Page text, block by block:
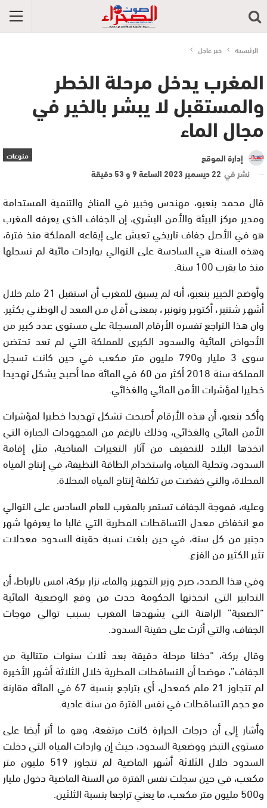
الرئيسية خبر عاجل
المغرب يدخل مرحلة الخطر
والمستقبل لا يبشر بالخير في
مجال الماء
منوعات
إدارة الموقع
نشر في 22 ديسمبر 2023 الساعة 9 و 53 دقيقة
قال محمد بنعبو، مهندس وخبير في المناخ والتنمية المستدامة
ومدير مركز البيئة والأمن البشري، إن الجفاف الذي يعرفه المغرب
هو في الأصل جفاف تاريخي تعيش على إيقاعه المملكة منذ فترة،
وهذه السنة هي السادسة على التوالي بواردات مائية لم نسجلها
منذ ما يقرب 100 سنة.
وأوضح الخبير بنعبو، أنه لم يسبق للمغرب أن استقبل 21 ملم خلال
أشهر شتنبر، أكتوبر ونونبر، بمعنى أقل من المعدل الوطني بكثير.
وان هذا التراجع تفسره الأرقام المسجلة على مستوى عدد كبير من
الأحواض المائية والسدود الكبرى للمملكة التي لم تعد تحتضن
سوى 3 مليار و790 مليون متر مكعب في حين كانت تسجل
المملكة سنة 2018 أكثر من 60 في المائة مما أصبح يشكل تهديدا
خطيرا لمؤشرات الأمن المائي والغذائي.
وأكد بنعبو، أن هذه الأرقام أصبحت تشكل تهديدا خطيرا لمؤشرات
الأمن المائي والغذائي، وذلك بالرغم من المجهودات الجبارة التي
اتخذها البلاد للتخفيف من آثار التغيرات المناخية، مثل إقامة
السدود، وتحلية المياه، واستخدام الطاقة النظيفة، في إنتاج المياه
المحلاة، والتي خفضت من تكلفة إنتاج المياه المحلاة.
وعليه، فموجة الجفاف تستمر بالمغرب للعام السادس على التوالي
مع انخفاض معدل التساقطات المطرية التي غالبا ما يعرفها شهر
دجنبر من كل سنة، في حين بلغت نسبة حقينة السدود معدلات
تثير الكثير من الفزع.
وفي هذا الصدد، صرح وزير التجهيز والماء، نزار بركة، امس بالرباط، أن
التدابير التي اتخذتها الحكومة حدت من وقع الوضعية المائية
“الصعبة” الراهنة التي يشهدها المغرب بسبب توالي موجات
الجفاف، والتي أثرت على حقينة السدود.
وقال بركة، “دخلنا مرحلة دقيقة بعد ثلاث سنوات متتالية من
الجفاف”، موضحا أن التساقطات المطرية خلال الثلاثة أشهر الأخيرة
لم تتجاوز 21 ملم كمعدل، أي بتراجع بنسبة 67 في المائة مقارنة
مع حجم التساقطات في نفس الفترة من سنة عادية.
وأشار إلى أن درجات الحرارة كانت مرتفعة، وهو ما أثر أيضا على
مستوى التبخر ووضعية السدود، حيث إن واردات المياه التي دخلت
السدود خلال الثلاثة أشهر الماضية لم تتجاوز 519 مليون متر
مكعب، في حين سجلت نفس الفترة من السنة الماضية دخول مليار
و500 مليون متر مكعب، ما يعني تراجعا بنسبة الثلثين.